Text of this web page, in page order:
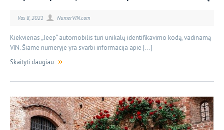
Vas 8, 2021 NumerVIN.com
Kiekvienas „Jeep“ automobilis turi unikalų identifikavimo kodą, vadinamą
VIN. Šiame numeryje yra svarbi informacija apie […]
Skaityti daugiau